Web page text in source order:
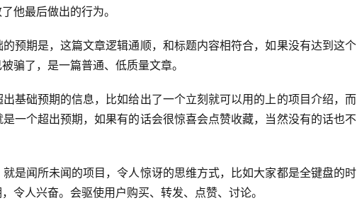
他最后做出的行为。
预期是，这篇文章逻辑通顺，和标题内容相符合，如果没有达到这个
骗了，是一篇普通、低质量文章。
基础预期的信息，比如给出了一个立刻就可以用的上的项目介绍，而
一个超出预期，如果有的话会很惊喜会点赞收藏，当然没有的话也不
是闻所未闻的项目，令人惊讶的思维方式，比如大家都是全键盘的时
令人兴奋。会驱使用户购买、转发、点赞、讨论。